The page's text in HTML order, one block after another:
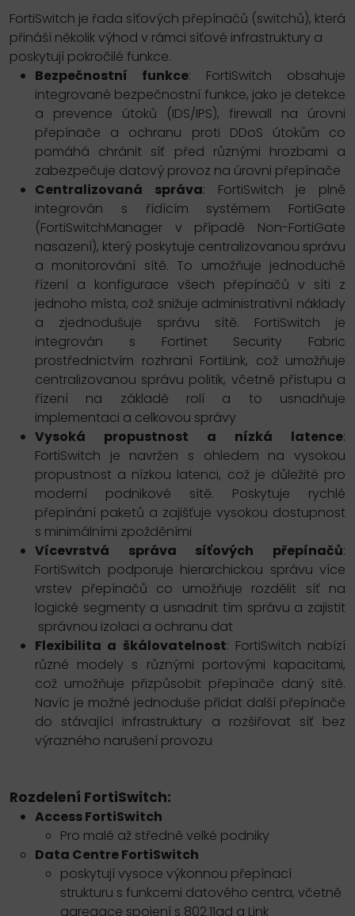
FortiSwitch je řada síťových přepínačů (switchů), která
přináší několik výhod v rámci síťové infrastruktury a
poskytují pokročilé funkce.
Bezpečnostní funkce: FortiSwitch obsahuje
integrované bezpečnostní funkce, jako je detekce
a prevence útoků (IDS/IPS), firewall na úrovni
přepínače a ochranu proti DDoS útokům co
pomáhá chránit síť před různými hrozbami a
zabezpečuje datový provoz na úrovni přepínače
Centralizovaná správa: FortiSwitch je plně
integrován s řídícím systémem FortiGate
(FortiSwitchManager v případě Non-FortiGate
nasazení), který poskytuje centralizovanou správu
a monitorování sítě. To umožňuje jednoduché
řízení a konfigurace všech přepínačů v síti z
jednoho místa, což snižuje administrativní náklady
a zjednodušuje správu sítě. FortiSwitch je
integrován s Fortinet Security Fabric
prostřednictvím rozhraní FortiLink, což umožňuje
centralizovanou správu politik, včetně přístupu a
řízení na základě rolí a to usnadňuje
implementaci a celkovou správy
Vysoká propustnost a nízká latence:
FortiSwitch je navržen s ohledem na vysokou
propustnost a nízkou latenci, což je důležité pro
moderní podnikové sítě. Poskytuje rychlé
přepínání paketů a zajišťuje vysokou dostupnost
s minimálními zpožděními
Vícevrstvá správa síťových přepínačů:
FortiSwitch podporuje hierarchickou správu více
vrstev přepínačů co umožňuje rozdělit síť na
logické segmenty a usnadnit tím správu a zajistit
správnou izolaci a ochranu dat
Flexibilita a škálovatelnost: FortiSwitch nabízí
různé modely s různými portovými kapacitami,
což umožňuje přizpůsobit přepínače daný sítě.
Navíc je možné jednoduše přidat další přepínače
do stávající infrastruktury a rozšiřovat síť bez
výrazného narušení provozu
Rozdelení FortiSwitch:
Access FortiSwitch
Pro malé až středně velké podniky
Data Centre FortiSwitch
poskytují vysoce výkonnou přepínací
strukturu s funkcemi datového centra, včetně
agregace spojení s 802.11ad a Link